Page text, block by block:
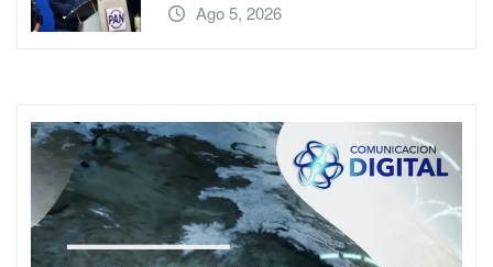
Ago 5, 2026